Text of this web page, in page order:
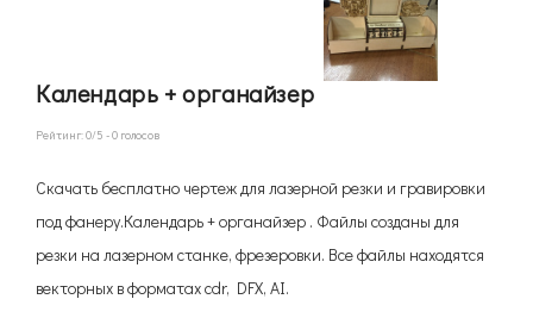
Календарь + органайзер
Рейтинг:0/5 -0 голосов
Скачать бесплатно чертеж для лазерной резки и гравировки
под фанеру.Календарь + органайзер . Файлы созданы для
резки на лазерном станке, фрезеровки. Все файлы находятся
векторных в форматах cdr, DFX, AI.